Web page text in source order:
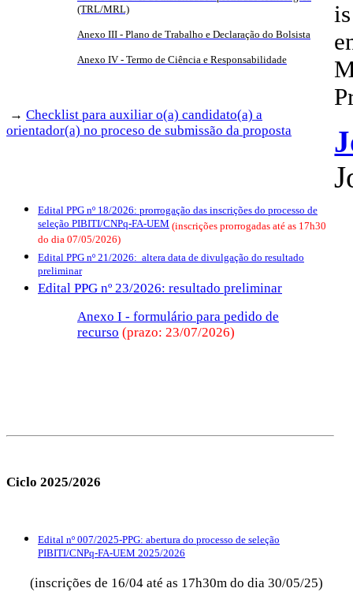
(TRL/MRL)
Anexo III - Plano de Trabalho e Declaração do Bolsista
Anexo IV - Termo de Ciência e Responsabilidade
→ Checklist para auxiliar o(a) candidato(a) a
orientador(a) no proceso de submissão da proposta
Edital PPG nº 18/2026: prorrogação das inscrições do processo de
seleção PIBITI/CNPq-FA-UEM (inscrições prorrogadas até as 17h30
do dia 07/05/2026)
Edital PPG nº 21/2026: altera data de divulgação do resultado
preliminar
Edital PPG nº 23/2026: resultado preliminar
Anexo I - formulário para pedido de
recurso (prazo: 23/07/2026)
Ciclo 2025/2026
Edital nº 007/2025-PPG: abertura do processo de seleção
PIBITI/CNPq-FA-UEM 2025/2026
(inscrições de 16/04 até as 17h30m do dia 30/05/25)